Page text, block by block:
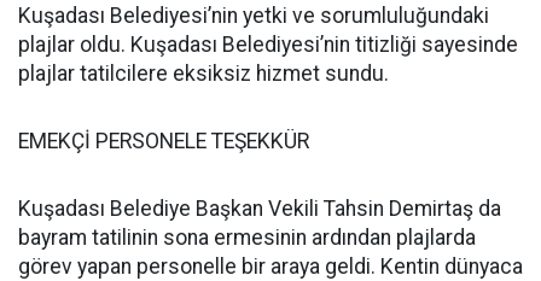
Kuşadası Belediyesi’nin yetki ve sorumluluğundaki
plajlar oldu. Kuşadası Belediyesi’nin titizliği sayesinde
plajlar tatilcilere eksiksiz hizmet sundu.
EMEKÇİ PERSONELE TEŞEKKÜR
Kuşadası Belediye Başkan Vekili Tahsin Demirtaş da
bayram tatilinin sona ermesinin ardından plajlarda
görev yapan personelle bir araya geldi. Kentin dünyaca